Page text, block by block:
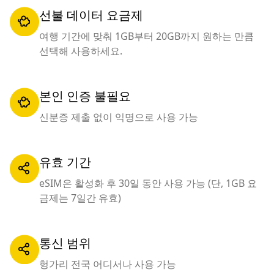
선불 데이터 요금제
여행 기간에 맞춰 1GB부터 20GB까지 원하는 만큼
선택해 사용하세요.
본인 인증 불필요
신분증 제출 없이 익명으로 사용 가능
유효 기간
eSIM은 활성화 후 30일 동안 사용 가능 (단, 1GB 요
금제는 7일간 유효)
통신 범위
헝가리 전국 어디서나 사용 가능